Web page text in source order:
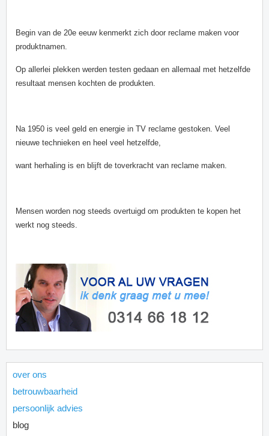
Begin van de 20e eeuw kenmerkt zich door reclame maken voor
produktnamen.
Op allerlei plekken werden testen gedaan en allemaal met hetzelfde
resultaat mensen kochten de produkten.
Na 1950 is veel geld en energie in TV reclame gestoken. Veel
nieuwe technieken en heel veel hetzelfde,
want herhaling is en blijft de toverkracht van reclame maken.
Mensen worden nog steeds overtuigd om produkten te kopen het
werkt nog steeds.
over ons
betrouwbaarheid
persoonlijk advies
blog